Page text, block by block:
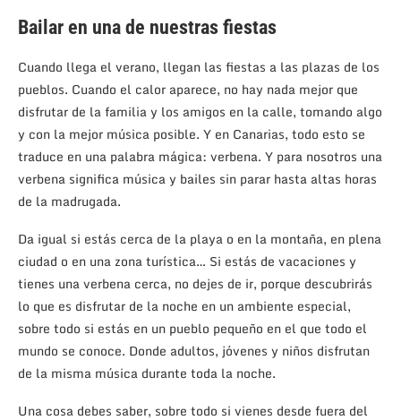
Bailar en una de nuestras fiestas
Cuando llega el verano, llegan las fiestas a las plazas de los
pueblos. Cuando el calor aparece, no hay nada mejor que
disfrutar de la familia y los amigos en la calle, tomando algo
y con la mejor música posible. Y en Canarias, todo esto se
traduce en una palabra mágica: verbena. Y para nosotros una
verbena significa música y bailes sin parar hasta altas horas
de la madrugada.
Da igual si estás cerca de la playa o en la montaña, en plena
ciudad o en una zona turística… Si estás de vacaciones y
tienes una verbena cerca, no dejes de ir, porque descubrirás
lo que es disfrutar de la noche en un ambiente especial,
sobre todo si estás en un pueblo pequeño en el que todo el
mundo se conoce. Donde adultos, jóvenes y niños disfrutan
de la misma música durante toda la noche.
Una cosa debes saber, sobre todo si vienes desde fuera del